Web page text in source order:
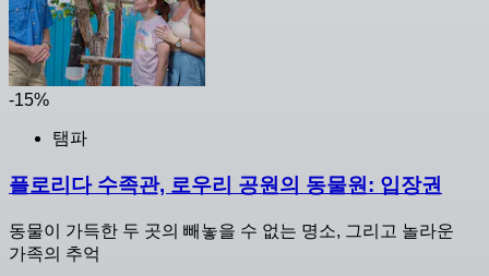
-15%
탬파
플로리다 수족관, 로우리 공원의 동물원: 입장권
동물이 가득한 두 곳의 빼놓을 수 없는 명소, 그리고 놀라운
가족의 추억